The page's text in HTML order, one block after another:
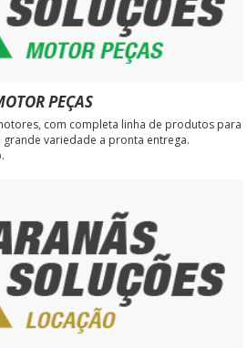
PEÇAS
com completa linha de produtos para
grande variedade a pronta entrega.